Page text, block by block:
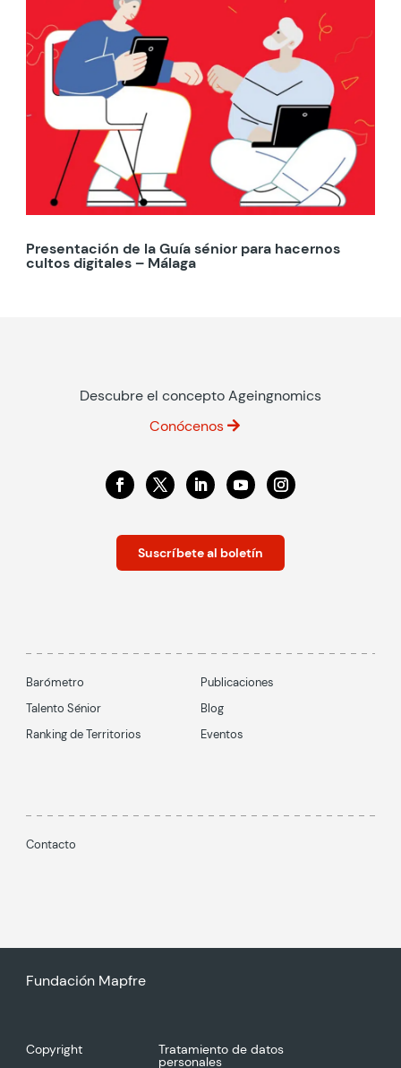
Presentación de la Guía sénior para hacernos
cultos digitales – Málaga
Descubre el concepto Ageingnomics
Conócenos
Suscríbete al boletín
Barómetro
Talento Sénior
Ranking de Territorios
Publicaciones
Blog
Eventos
Contacto
Fundación Mapfre
Copyright Tratamiento de datos
personales